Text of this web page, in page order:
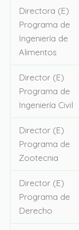
Directora (E)
Programa de
Ingeniería de
Alimentos
Director (E)
Programa de
Ingeniería Civil
Director (E)
Programa de
Zootecnia
Director (E)
Programa de
Derecho